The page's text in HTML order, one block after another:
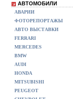
АВТОМОБИЛИ
АВАРИИ
ФОТОРЕПОРТАЖЫ
АВТО ВЫСТАВКИ
FERRARI
MERCEDES
BMW
AUDI
HONDA
MITSUBISHI
PEUGEOT